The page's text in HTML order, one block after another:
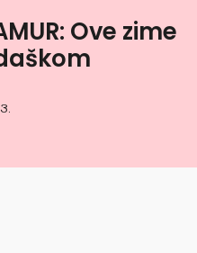
Ove zime